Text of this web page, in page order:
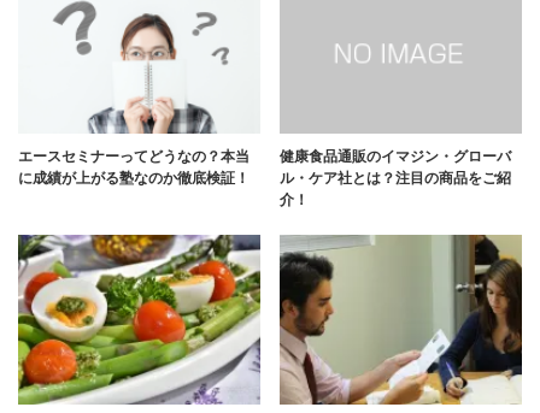
エースセミナーってどうなの？本当
に成績が上がる塾なのか徹底検証！
健康食品通販のイマジン・グローバ
ル・ケア社とは？注目の商品をご紹
介！